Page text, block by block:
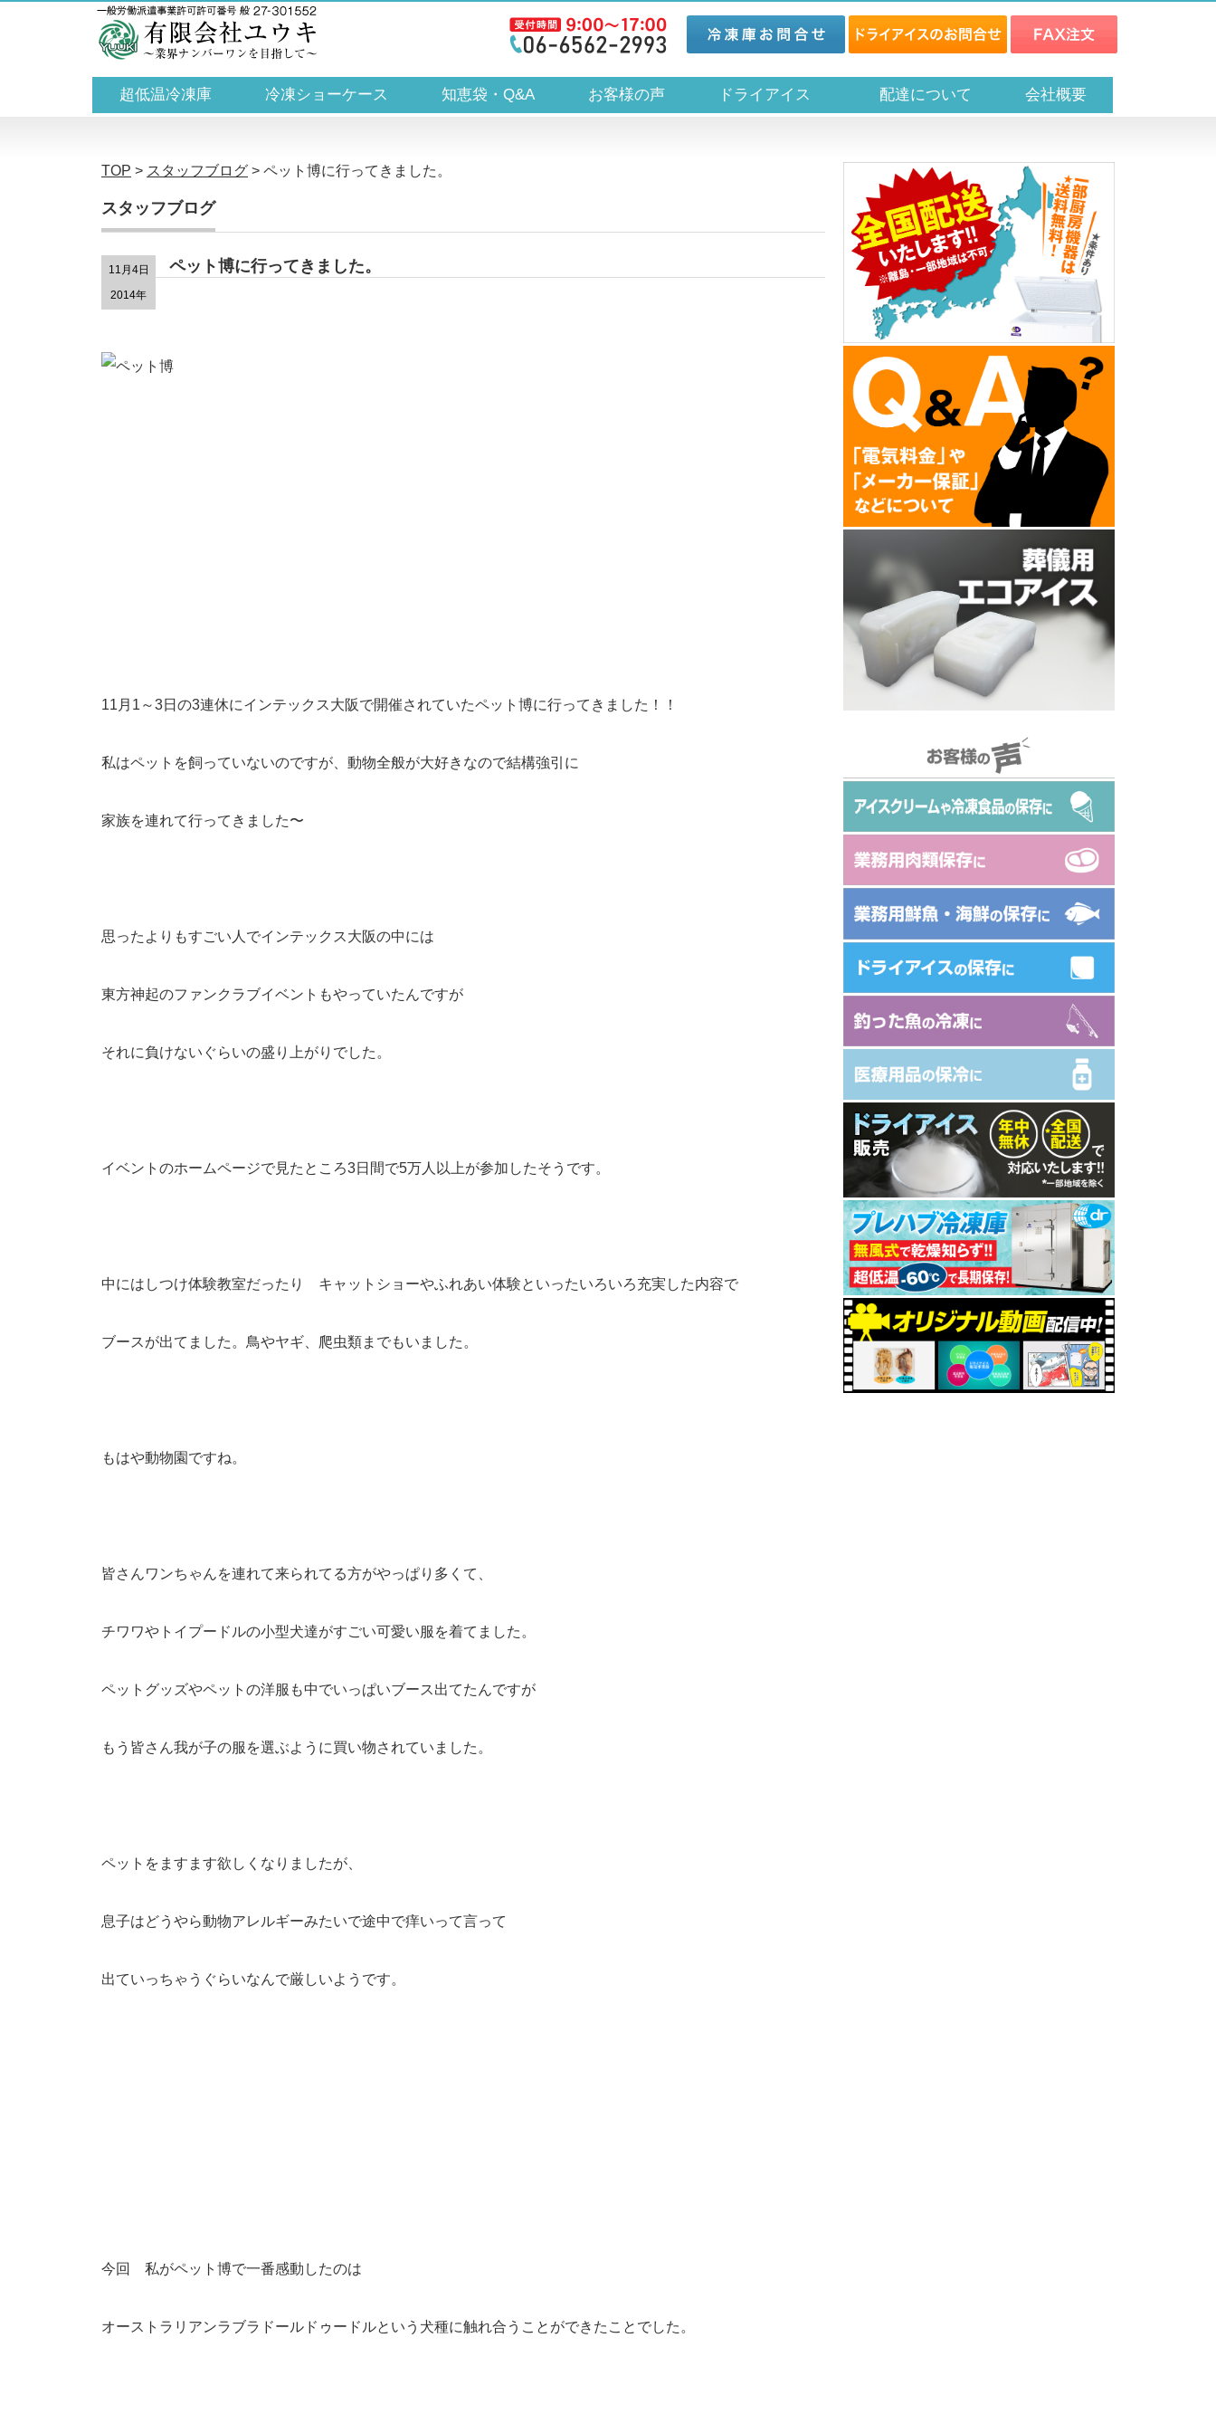
超低温冷凍庫 冷凍ショーケース 知恵袋・Q&A お客様の声 ドライアイス 配達について 会社概要
TOP > スタッフブログ > ペット博に行ってきました。
スタッフブログ
11月4日
2014年
ペット博に行ってきました。
11月1～3日の3連休にインテックス大阪で開催されていたペット博に行ってきました！！
私はペットを飼っていないのですが、動物全般が大好きなので結構強引に
家族を連れて行ってきました〜
思ったよりもすごい人でインテックス大阪の中には
東方神起のファンクラブイベントもやっていたんですが
それに負けないぐらいの盛り上がりでした。
イベントのホームページで見たところ3日間で5万人以上が参加したそうです。
中にはしつけ体験教室だったり キャットショーやふれあい体験といったいろいろ充実した内容で
ブースが出てました。鳥やヤギ、爬虫類までもいました。
もはや動物園ですね。
皆さんワンちゃんを連れて来られてる方がやっぱり多くて、
チワワやトイプードルの小型犬達がすごい可愛い服を着てました。
ペットグッズやペットの洋服も中でいっぱいブース出てたんですが
もう皆さん我が子の服を選ぶように買い物されていました。
ペットをますます欲しくなりましたが、
息子はどうやら動物アレルギーみたいで途中で痒いって言って
出ていっちゃうぐらいなんで厳しいようです。
今回 私がペット博で一番感動したのは
オーストラリアンラブラドールドゥードルという犬種に触れ合うことができたことでした。